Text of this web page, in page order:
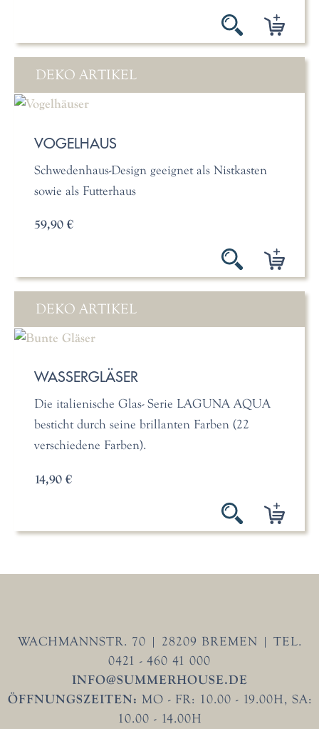
DEKO ARTIKEL
VOGELHAUS
Schwedenhaus-Design geeignet als Nistkasten
sowie als Futterhaus
59,90 €
DEKO ARTIKEL
WASSERGLÄSER
Die italienische Glas- Serie LAGUNA AQUA
besticht durch seine brillanten Farben (22
verschiedene Farben).
14,90 €
WACHMANNSTR. 70 | 28209 BREMEN | TEL.
0421 - 460 41 000
INFO@SUMMERHOUSE.DE
ÖFFNUNGSZEITEN: MO - FR: 10.00 - 19.00H, SA:
10.00 - 14.00H